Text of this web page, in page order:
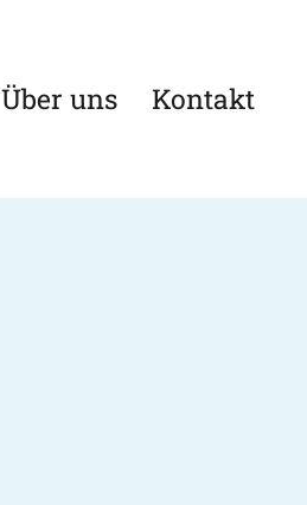
Über uns Kontakt